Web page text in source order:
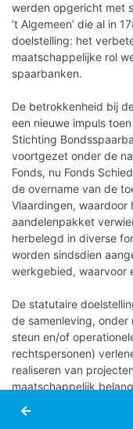
Begroting
Colofon
werden opgericht met
’t Algemeen’ die al in
doelstelling: het
maatschappelijke rol
spaarbanken.
De betrokkenheid bij
een nieuwe impuls
Stichting
voortgezet onder de
Fonds, nu Fonds
de overname van de
Vlaardingen, waardoor
aandelenpakket
herbelegd in diverse
worden sindsdien
werkgebied, waarvoor
De statutaire
de samenleving,
steun en/of
rechtspersonen)
realiseren van
maatschappelijk
Onder algemeen
bedoeld, wordt ten